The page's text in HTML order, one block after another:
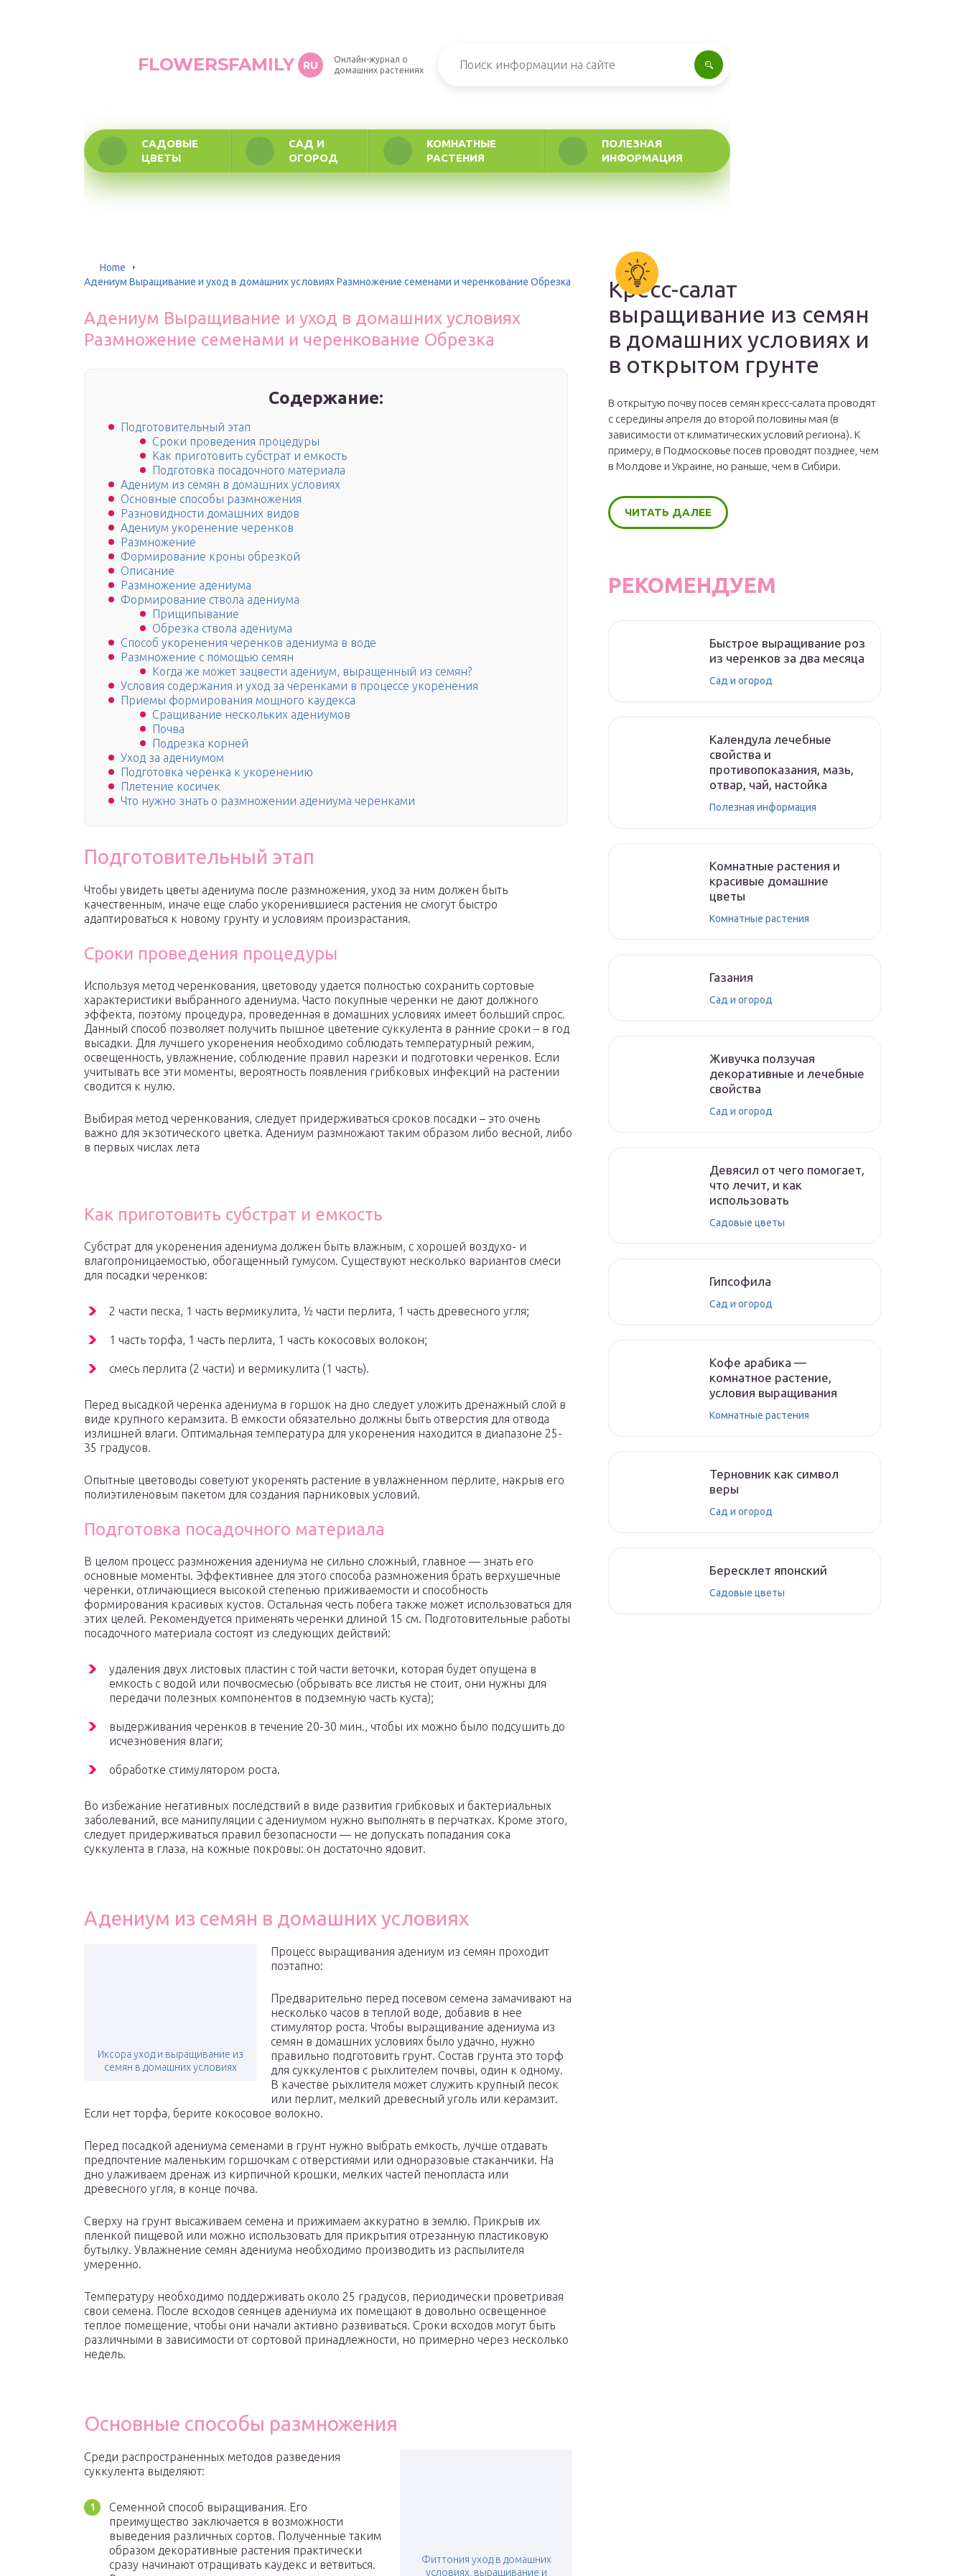
FLOWERSFAMILY RU
Онлайн-журнал о
домашних растениях
САДОВЫЕ
ЦВЕТЫ
САД И
ОГОРОД
КОМНАТНЫЕ
РАСТЕНИЯ
ПОЛЕЗНАЯ
ИНФОРМАЦИЯ
Home
Адениум Выращивание и уход в домашних условиях Размножение семенами и черенкование Обрезка
Адениум Выращивание и уход в домашних условиях
Размножение семенами и черенкование Обрезка
Содержание:
Подготовительный этап
Сроки проведения процедуры
Как приготовить субстрат и емкость
Подготовка посадочного материала
Адениум из семян в домашних условиях
Основные способы размножения
Разновидности домашних видов
Адениум укоренение черенков
Размножение
Формирование кроны обрезкой
Описание
Размножение адениума
Формирование ствола адениума
Прищипывание
Обрезка ствола адениума
Способ укоренения черенков адениума в воде
Размножение с помощью семян
Когда же может зацвести адениум, выращенный из семян?
Условия содержания и уход за черенками в процессе укоренения
Приемы формирования мощного каудекса
Сращивание нескольких адениумов
Почва
Подрезка корней
Уход за адениумом
Подготовка черенка к укоренению
Плетение косичек
Что нужно знать о размножении адениума черенками
Подготовительный этап
Чтобы увидеть цветы адениума после размножения, уход за ним должен быть
качественным, иначе еще слабо укоренившиеся растения не смогут быстро
адаптироваться к новому грунту и условиям произрастания.
Сроки проведения процедуры
Используя метод черенкования, цветоводу удается полностью сохранить сортовые
характеристики выбранного адениума. Часто покупные черенки не дают должного
эффекта, поэтому процедура, проведенная в домашних условиях имеет больший спрос.
Данный способ позволяет получить пышное цветение суккулента в ранние сроки – в год
высадки. Для лучшего укоренения необходимо соблюдать температурный режим,
освещенность, увлажнение, соблюдение правил нарезки и подготовки черенков. Если
учитывать все эти моменты, вероятность появления грибковых инфекций на растении
сводится к нулю.
Выбирая метод черенкования, следует придерживаться сроков посадки – это очень
важно для экзотического цветка. Адениум размножают таким образом либо весной, либо
в первых числах лета
Как приготовить субстрат и емкость
Субстрат для укоренения адениума должен быть влажным, с хорошей воздухо- и
влагопроницаемостью, обогащенный гумусом. Существуют несколько вариантов смеси
для посадки черенков:
2 части песка, 1 часть вермикулита, ½ части перлита, 1 часть древесного угля;
1 часть торфа, 1 часть перлита, 1 часть кокосовых волокон;
смесь перлита (2 части) и вермикулита (1 часть).
Перед высадкой черенка адениума в горшок на дно следует уложить дренажный слой в
виде крупного керамзита. В емкости обязательно должны быть отверстия для отвода
излишней влаги. Оптимальная температура для укоренения находится в диапазоне 25-
35 градусов.
Опытные цветоводы советуют укоренять растение в увлажненном перлите, накрыв его
полиэтиленовым пакетом для создания парниковых условий.
Подготовка посадочного материала
В целом процесс размножения адениума не сильно сложный, главное — знать его
основные моменты. Эффективнее для этого способа размножения брать верхушечные
черенки, отличающиеся высокой степенью приживаемости и способность
формирования красивых кустов. Остальная честь побега также может использоваться для
этих целей. Рекомендуется применять черенки длиной 15 см. Подготовительные работы
посадочного материала состоят из следующих действий:
удаления двух листовых пластин с той части веточки, которая будет опущена в
емкость с водой или почвосмесью (обрывать все листья не стоит, они нужны для
передачи полезных компонентов в подземную часть куста);
выдерживания черенков в течение 20-30 мин., чтобы их можно было подсушить до
исчезновения влаги;
обработке стимулятором роста.
Во избежание негативных последствий в виде развития грибковых и бактериальных
заболеваний, все манипуляции с адениумом нужно выполнять в перчатках. Кроме этого,
следует придерживаться правил безопасности — не допускать попадания сока
суккулента в глаза, на кожные покровы: он достаточно ядовит.
Адениум из семян в домашних условиях
Иксора уход и выращивание из
семян в домашних условиях
Процесс выращивания адениум из семян проходит
поэтапно:
Предварительно перед посевом семена замачивают на
несколько часов в теплой воде, добавив в нее
стимулятор роста. Чтобы выращивание адениума из
семян в домашних условиях было удачно, нужно
правильно подготовить грунт. Состав грунта это торф
для суккулентов с рыхлителем почвы, один к одному.
В качестве рыхлителя может служить крупный песок
или перлит, мелкий древесный уголь или керамзит.
Если нет торфа, берите кокосовое волокно.
Перед посадкой адениума семенами в грунт нужно выбрать емкость, лучше отдавать
предпочтение маленьким горшочкам с отверстиями или одноразовые стаканчики. На
дно улаживаем дренаж из кирпичной крошки, мелких частей пенопласта или
древесного угля, в конце почва.
Сверху на грунт высаживаем семена и прижимаем аккуратно в землю. Прикрыв их
пленкой пищевой или можно использовать для прикрытия отрезанную пластиковую
бутылку. Увлажнение семян адениума необходимо производить из распылителя
умеренно.
Температуру необходимо поддерживать около 25 градусов, периодически проветривая
свои семена. После всходов сеянцев адениума их помещают в довольно освещенное
теплое помещение, чтобы они начали активно развиваться. Сроки всходов могут быть
различными в зависимости от сортовой принадлежности, но примерно через несколько
недель.
Основные способы размножения
Фиттония уход в домашних
условиях, выращивание и
Среди распространенных методов разведения
суккулента выделяют:
Семенной способ выращивания. Его
преимущество заключается в возможности
выведения различных сортов. Полученные таким
образом декоративные растения практически
сразу начинают отращивать каудекс и ветвиться.
Кресс-салат
выращивание из семян
в домашних условиях и
в открытом грунте
В открытую почву посев семян кресс-салата проводят
с середины апреля до второй половины мая (в
зависимости от климатических условий региона). К
примеру, в Подмосковье посев проводят позднее, чем
в Молдове и Украине, но раньше, чем в Сибири.
ЧИТАТЬ ДАЛЕЕ
РЕКОМЕНДУЕМ
Быстрое выращивание роз
из черенков за два месяца
Сад и огород
Календула лечебные
свойства и
противопоказания, мазь,
отвар, чай, настойка
Полезная информация
Комнатные растения и
красивые домашние
цветы
Комнатные растения
Газания
Сад и огород
Живучка ползучая
декоративные и лечебные
свойства
Сад и огород
Девясил от чего помогает,
что лечит, и как
использовать
Садовые цветы
Гипсофила
Сад и огород
Кофе арабика —
комнатное растение,
условия выращивания
Комнатные растения
Терновник как символ
веры
Сад и огород
Бересклет японский
Садовые цветы